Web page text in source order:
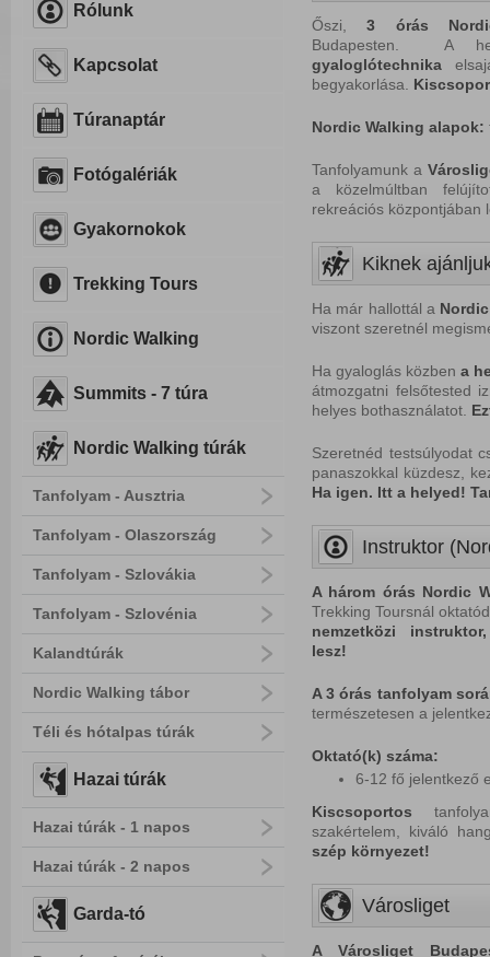
Rólunk
Kapcsolat
Túranaptár
Fotógalériák
Gyakornokok
Trekking Tours
Nordic Walking
Summits - 7 túra
Nordic Walking túrák
Tanfolyam - Ausztria
Tanfolyam - Olaszország
Tanfolyam - Szlovákia
Tanfolyam - Szlovénia
Kalandtúrák
Nordic Walking tábor
Téli és hótalpas túrák
Hazai túrák
Hazai túrák - 1 napos
Hazai túrák - 2 napos
Garda-tó
Őszi,3
órás
Budapesten. A
gyaloglótechnika
begyakorlása.
Nordic Walking alapok:
Tanfolyamunk a
a közelmúltban
rekreációs központjában
Kiknek
Ha már hallottál a
viszont szeretnél
Ha gyaloglás közben a
átmozgatni felsőtested
helyes bothasználatot.
Szeretnéd testsúlyodat
panaszokkal küzdesz,
Ha igen. Itt a helyed!
Instruktor
A három órás Nordic
Trekking Toursnál
nemzetközi
lesz!
A 3 órás tanfolyam
természetesen a
Oktató(k) száma:
6-12 fő jelentkező
Kiscsoportos
szakértelem, kiváló
szép környezet!
Városliget
A Városliget